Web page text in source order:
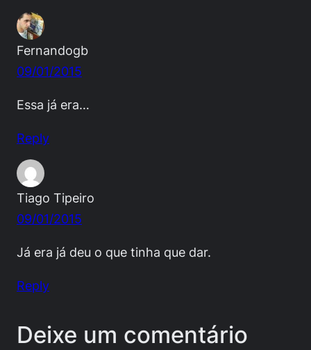
Fernandogb
09/01/2015
Essa já era…
Reply
Tiago Tipeiro
09/01/2015
Já era já deu o que tinha que dar.
Reply
Deixe um comentário